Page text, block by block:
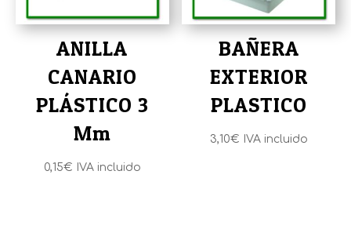
ANILLA
CANARIO
PLÁSTICO 3
Mm
0,15€ IVA incluido
BAÑERA
EXTERIOR
PLASTICO
3,10€ IVA incluido